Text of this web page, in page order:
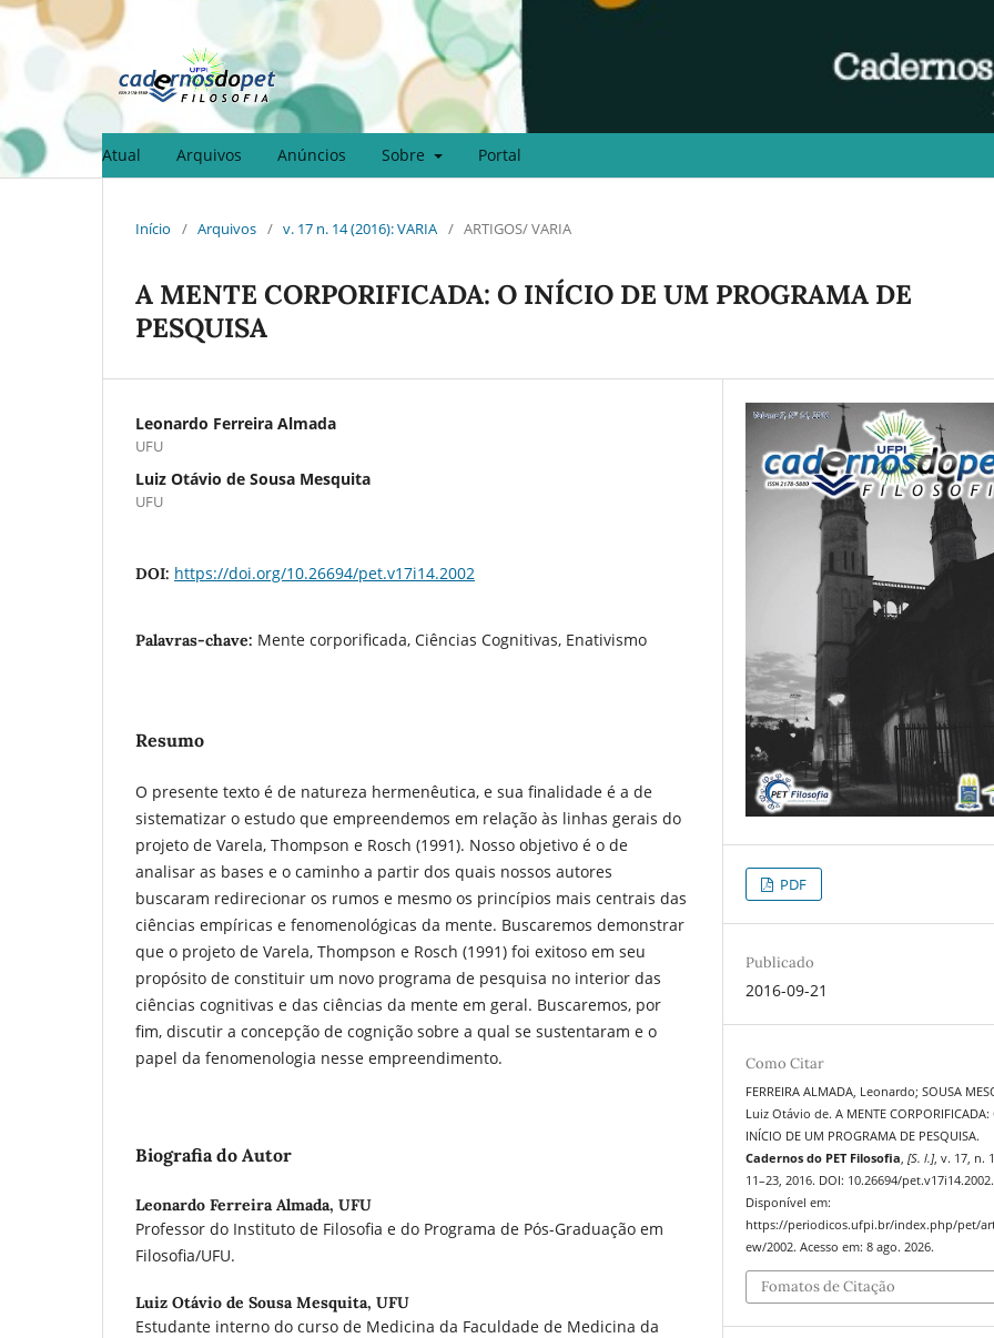
Atual Arquivos Anúncios Sobre Portal
Início / Arquivos / v. 17 n. 14 (2016): VARIA / ARTIGOS/ VARIA
A MENTE CORPORIFICADA: O INÍCIO DE UM PROGRAMA DE
PESQUISA
Leonardo Ferreira Almada
UFU
Luiz Otávio de Sousa Mesquita
UFU
DOI: https://doi.org/10.26694/pet.v17i14.2002
Palavras-chave: Mente corporificada, Ciências Cognitivas, Enativismo
Resumo
O presente texto é de natureza hermenêutica, e sua finalidade é a de
sistematizar o estudo que empreendemos em relação às linhas gerais do
projeto de Varela, Thompson e Rosch (1991). Nosso objetivo é o de
analisar as bases e o caminho a partir dos quais nossos autores
buscaram redirecionar os rumos e mesmo os princípios mais centrais das
ciências empíricas e fenomenológicas da mente. Buscaremos demonstrar
que o projeto de Varela, Thompson e Rosch (1991) foi exitoso em seu
propósito de constituir um novo programa de pesquisa no interior das
ciências cognitivas e das ciências da mente em geral. Buscaremos, por
fim, discutir a concepção de cognição sobre a qual se sustentaram e o
papel da fenomenologia nesse empreendimento.
Biografia do Autor
Leonardo Ferreira Almada, UFU
Professor do Instituto de Filosofia e do Programa de Pós-Graduação em
Filosofia/UFU.
Luiz Otávio de Sousa Mesquita, UFU
Estudante interno do curso de Medicina da Faculdade de Medicina da
PDF
Publicado
2016-09-21
Como Citar
FERREIRA ALMADA, Leonardo; SOUSA
Luiz Otávio de. A MENTE CORPORIFICADA:
INÍCIO DE UM PROGRAMA DE PESQUISA.
Cadernos do PET Filosofia,[S. l.], v. 17, n.
11–23, 2016. DOI: 10.26694/pet.v17i14.2002.
Disponível em:
https://periodicos.ufpi.br/index.php/pet/
ew/2002. Acesso em: 8 ago. 2026.
Fomatos de Citação